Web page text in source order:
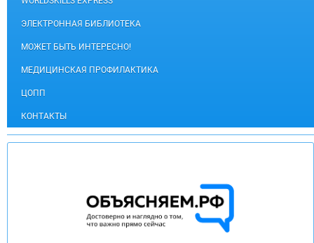
ЭЛЕКТРОННАЯ БИБЛИОТЕКА
МОЖЕТ БЫТЬ ИНТЕРЕСНО!
МЕДИЦИНСКАЯ ПРОФИЛАКТИКА
ЦОПП
КОНТАКТЫ